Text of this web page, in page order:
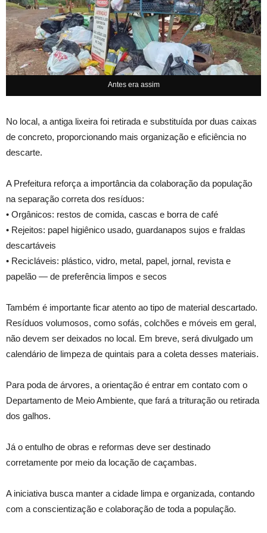
Antes era assim
No local, a antiga lixeira foi retirada e substituída por duas caixas
de concreto, proporcionando mais organização e eficiência no
descarte.
A Prefeitura reforça a importância da colaboração da população
na separação correta dos resíduos:
• Orgânicos: restos de comida, cascas e borra de café
• Rejeitos: papel higiênico usado, guardanapos sujos e fraldas
descartáveis
• Recicláveis: plástico, vidro, metal, papel, jornal, revista e
papelão — de preferência limpos e secos
Também é importante ficar atento ao tipo de material descartado.
Resíduos volumosos, como sofás, colchões e móveis em geral,
não devem ser deixados no local. Em breve, será divulgado um
calendário de limpeza de quintais para a coleta desses materiais.
Para poda de árvores, a orientação é entrar em contato com o
Departamento de Meio Ambiente, que fará a trituração ou retirada
dos galhos.
Já o entulho de obras e reformas deve ser destinado
corretamente por meio da locação de caçambas.
A iniciativa busca manter a cidade limpa e organizada, contando
com a conscientização e colaboração de toda a população.